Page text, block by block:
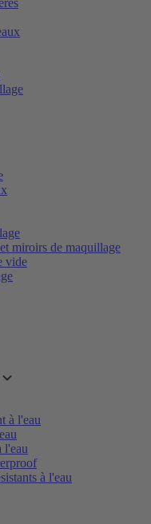
miroirs de maquillage
vide
à l'eau
l'eau
à l'eau